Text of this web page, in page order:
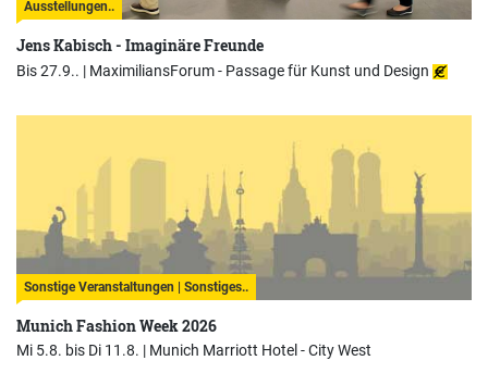
Ausstellungen..
Jens Kabisch - Imaginäre Freunde
Bis 27.9.. | MaximiliansForum - Passage für Kunst und Design
Sonstige Veranstaltungen | Sonstiges..
Munich Fashion Week 2026
Mi 5.8. bis Di 11.8. | Munich Marriott Hotel - City West